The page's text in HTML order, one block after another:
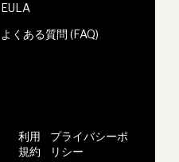
EULA
よくある質問 (FAQ)
利用
規約
プライバシーポ
リシー